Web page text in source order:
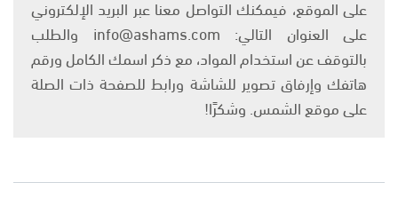
على الموقع، فيمكنك التواصل معنا عبر البريد الإلكتروني
على العنوان التالي: info@ashams.com والطلب
بالتوقف عن استخدام المواد، مع ذكر اسمك الكامل ورقم
هاتفك وإرفاق تصوير للشاشة ورابط للصفحة ذات الصلة
على موقع الشمس. وشكرًا!